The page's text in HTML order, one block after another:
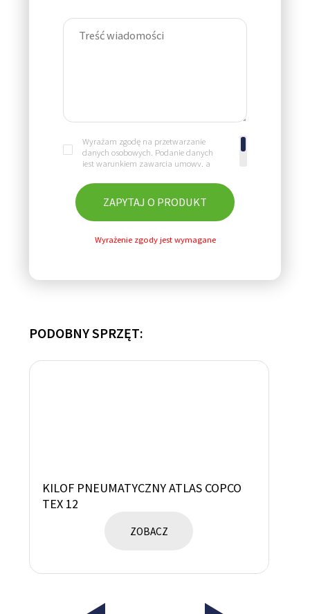
Wyrażam zgodę na przetwarzanie
danych osobowych. Podanie danych
jest warunkiem zawarcia umowy, a
zawarcie. Dane będą przechowywane
do dnia wypisania się z subskrypcji
newslettera. Każdej osobie przysługuje
prawo do żądania dostępu do swoich
usunięcia, ograniczenia przetwarzania
ZAPYTAJ O PRODUKT
Wyrażenie zgody jest wymagane
PODOBNY SPRZĘT:
KILOF PNEUMATYCZNY ATLAS COPCO
TEX 12
ZOBACZ